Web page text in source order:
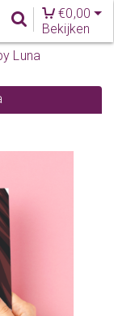
€0,00
Bekijken
Luna